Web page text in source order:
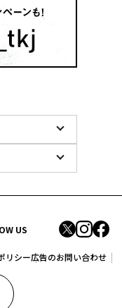
US
リシー広告のお問い合わせ